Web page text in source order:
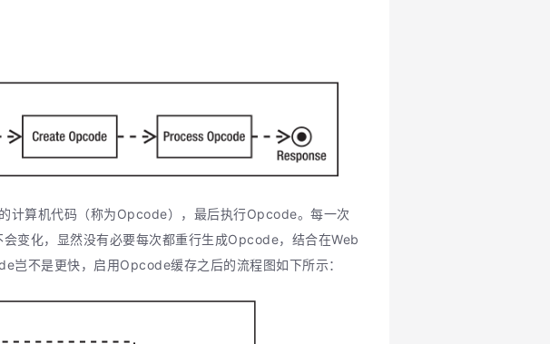
计算机代码（称为Opcode），最后执行Opcode。每一次
变化，显然没有必要每次都重行生成Opcode，结合在Web
不是更快，启用Opcode缓存之后的流程图如下所示：